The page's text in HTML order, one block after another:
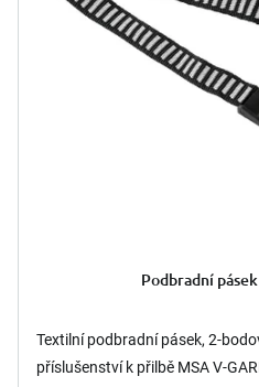
Podbradní
Textilní podbradní pásek, 2-
příslušenství k přilbě MSA V-